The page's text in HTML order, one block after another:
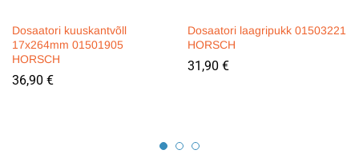
Dosaatori kuuskantvõll
17x264mm 01501905
HORSCH
36,90 €
Dosaatori laagripukk 01503221
HORSCH
31,90 €